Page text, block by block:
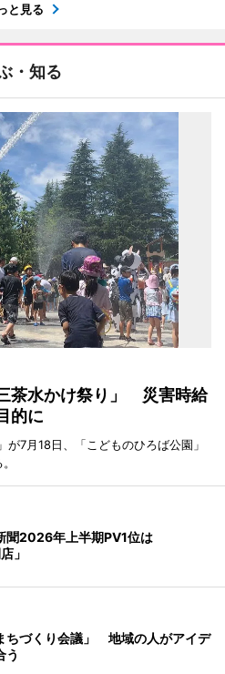
と見る
・知る
茶水かけ祭り」 災害時給
的に
7月18日、「こどものひろば公園」
聞2026年上半期PV1位は
」
ちづくり会議」 地域の人がアイデ
う